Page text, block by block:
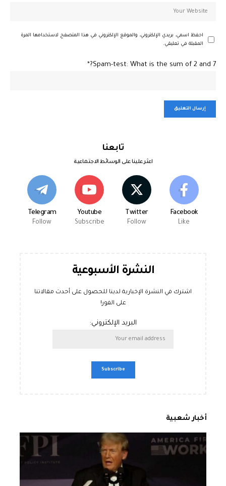
احفظ اسمي، بريدي الإلكتروني، والموقع الإلكتروني في هذا المتصفح لاستخدامها المرة
المقبلة في تعليقي.
Spam-test: What is the sum of 2 and 7?*
تابعنا
اعثر علينا على الوسائط الاجتماعية
Facebook
Like
Twitter
Follow
Youtube
Subscribe
Telegram
Follow
النشرة الأسبوعية
اشترك في النشرة الإخبارية لدينا للحصول على أحدث مقالاتنا
على الفور!
البريد الإلكتروني:
أخبار شعبية